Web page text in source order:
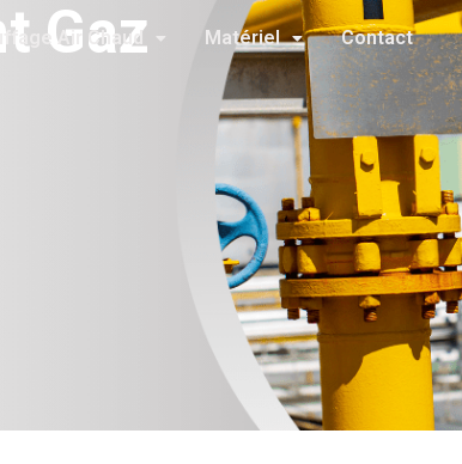
Air Chaud Matériel Contact
Gaz